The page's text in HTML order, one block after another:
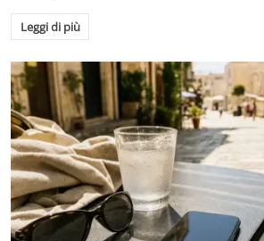
Leggi di più